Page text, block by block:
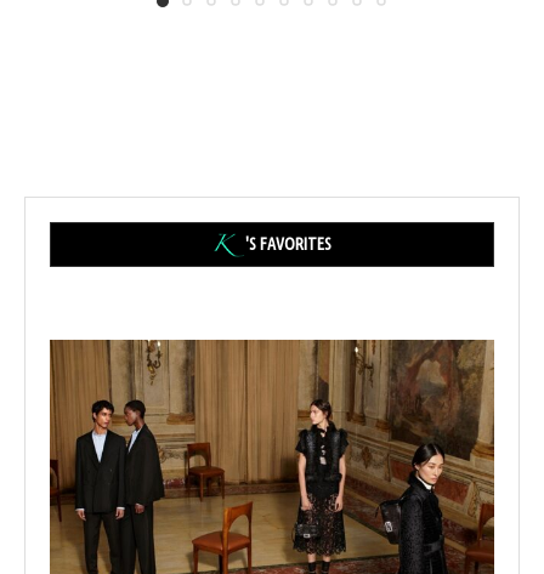
'S FAVORITES